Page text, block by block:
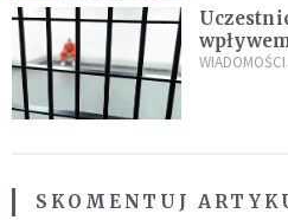
zdanie
SKOMENTUJ